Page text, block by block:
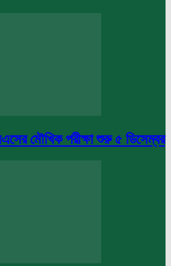
মৌখিক পরীক্ষা শুরু ৫ ডিসেম্বর